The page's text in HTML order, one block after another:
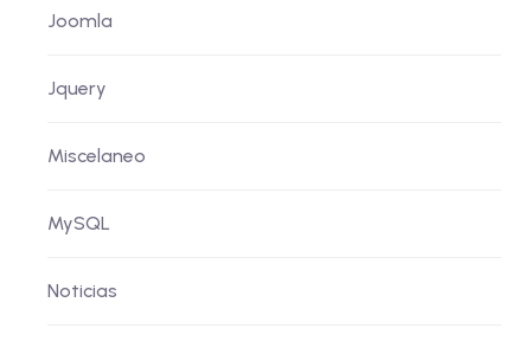
Joomla
Jquery
Miscelaneo
MySQL
Noticias